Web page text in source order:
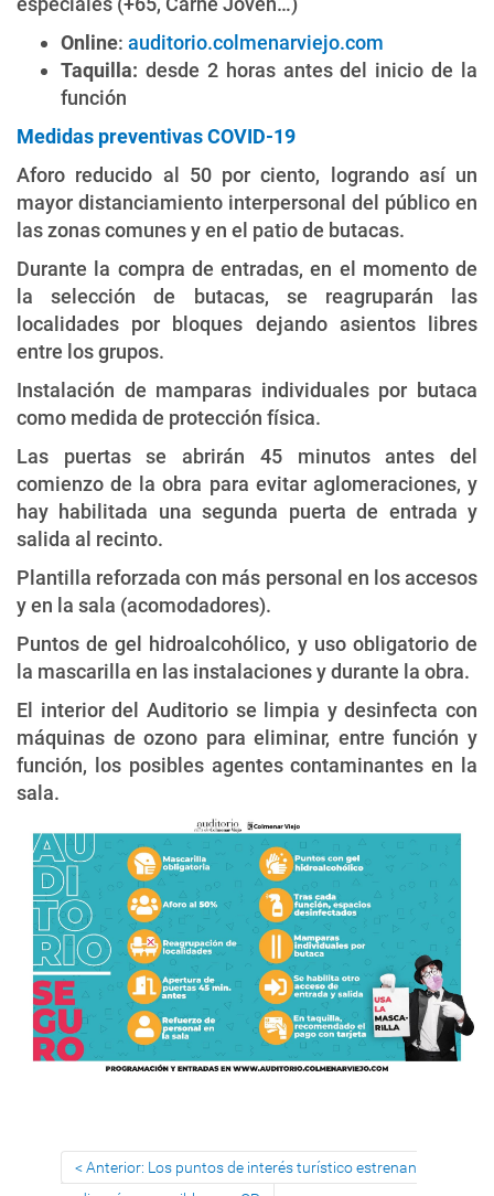
Online: auditorio.colmenarviejo.com
Taquilla: desde 2 horas antes del inicio de la
función
Medidas preventivas COVID-19
Aforo reducido al 50 por ciento, logrando así un
mayor distanciamiento interpersonal del público en
las zonas comunes y en el patio de butacas.
Durante la compra de entradas, en el momento de
la selección de butacas, se reagruparán las
localidades por bloques dejando asientos libres
entre los grupos.
Instalación de mamparas individuales por butaca
como medida de protección física.
Las puertas se abrirán 45 minutos antes del
comienzo de la obra para evitar aglomeraciones, y
hay habilitada una segunda puerta de entrada y
salida al recinto.
Plantilla reforzada con más personal en los accesos
y en la sala (acomodadores).
Puntos de gel hidroalcohólico, y uso obligatorio de
la mascarilla en las instalaciones y durante la obra.
El interior del Auditorio se limpia y desinfecta con
máquinas de ozono para eliminar, entre función y
función, los posibles agentes contaminantes en la
sala.
Anterior: Los puntos de interés turístico estrenan